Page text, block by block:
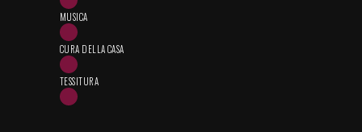
MUSICA
CURA DELLA CASA
TESSITURA